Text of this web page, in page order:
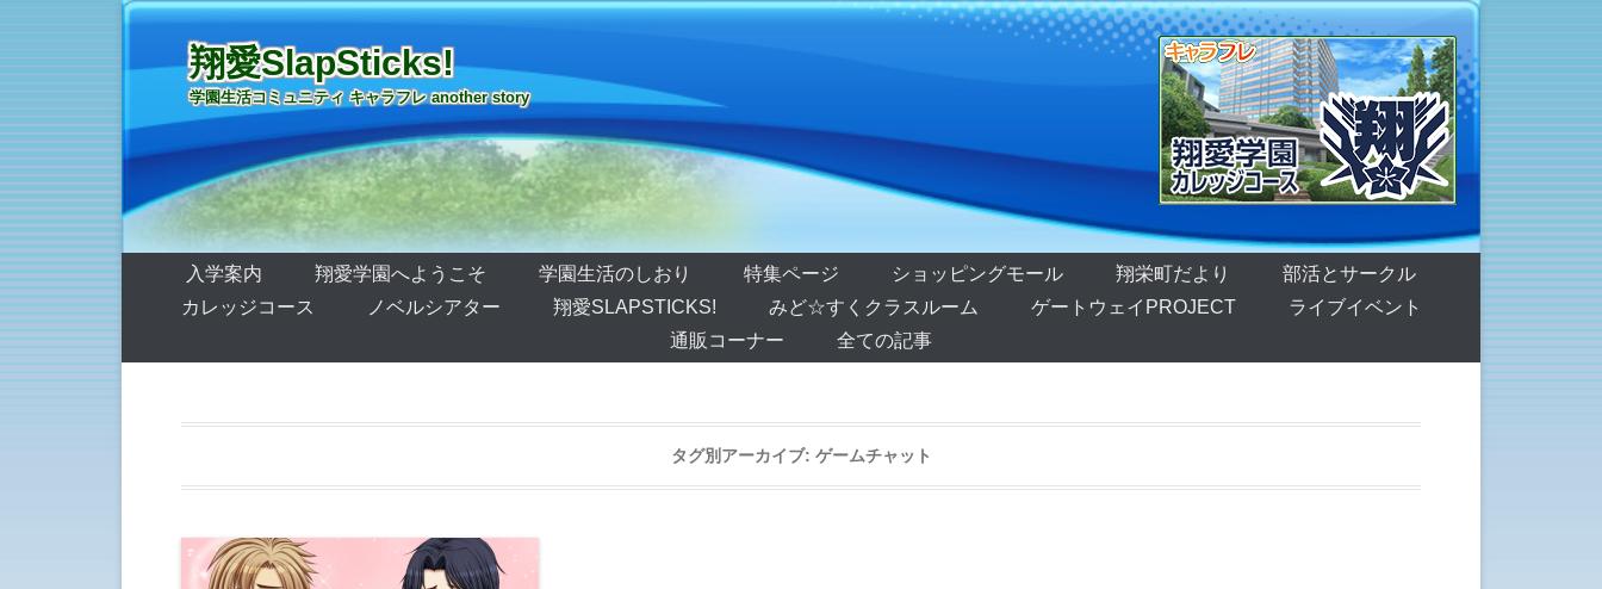
翔愛SlapSticks!
学園生活コミュニティ キャラフレ another story
第1メニュー
コンテンツへ移動
入学案内 翔愛学園へようこそ 学園生活のしおり 特集ページ ショッピングモール 翔栄町だより
部活とサークル
カレッジコース
ノベルシアター 翔愛SLAPSTICKS! みど☆すくクラスルーム ゲートウェイPROJECT
ライブイベント
通販コーナー
全ての記事
タグ別アーカイブ: ゲームチャット